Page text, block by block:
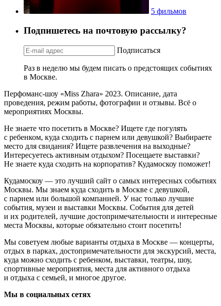
5 фильмов
Подпишетесь на почтовую рассылку?
Подписаться
Раз в неделю мы будем писать о предстоящих событиях
в Москве.
Перфоманс-шоу «Miss Zhara» 2023. Описание, дата
проведения, режим работы, фотографии и отзывы. Всё о
мероприятиях Москвы.
Не знаете что посетить в Москве? Ищете где погулять
с ребенком, куда сходить с парнем или девушкой? Выбираете
место для свидания? Ищете развлечения на выходные?
Интересуетесь активным отдыхом? Посещаете выставки?
Не знаете куда сходить на корпоратив? Кудамоскоу поможет!
Кудамоскоу — это лучший сайт о самых интересных событиях
Москвы. Мы знаем куда сходить в Москве с девушкой,
с парнем или большой компанией. У нас только лучшие
события, музеи и выставки Москвы. События для детей
и их родителей, лучшие достопримечательности и интересные
места Москвы, которые обязательно стоит посетить!
Мы советуем любые варианты отдыха в Москве — концерты,
отдых в парках, достопримечательности для экскурсий, места,
куда можно сходить с ребенком, выставки, театры, шоу,
спортивные мероприятия, места для активного отдыха
и отдыха с семьей, и многое другое.
Мы в социальных сетях